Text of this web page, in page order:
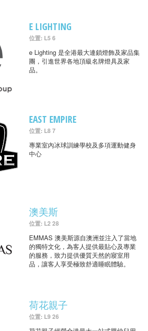
E LIGHTING
位置: L5 6
e Lighting 是全港最大連鎖燈飾及家品集
團，引進世界各地頂級名牌燈具及家
品。
EAST EMPIRE
位置: L8 7
專業室內冰球訓練學校及多項運動健身
中心
澳美斯
位置: L2 28
EMMAS 澳美斯源自澳洲並注入了當地
的獨特文化，為客人提供最貼心及專業
的服務，致力提供優質天然的寢室用
品，讓客人享受極致舒適睡眠體驗。
荷花親子
位置: L9 26